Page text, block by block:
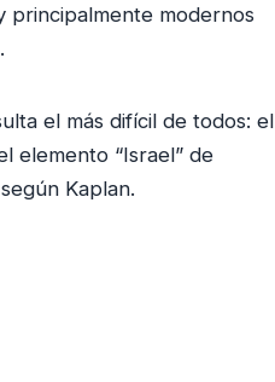
principalmente modernos
el más difícil de todos: el
elemento “Israel” de
Kaplan.